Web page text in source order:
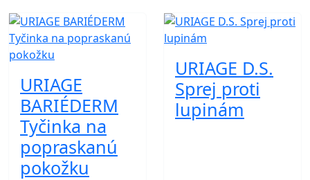
URIAGE
BARIÉDERM
Tyčinka na
popraskanú
pokožku
URIAGE D.S.
Sprej proti
lupinám